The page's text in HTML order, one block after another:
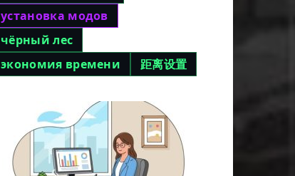
установка модов
чёрный лес
экономия времени
距离设置